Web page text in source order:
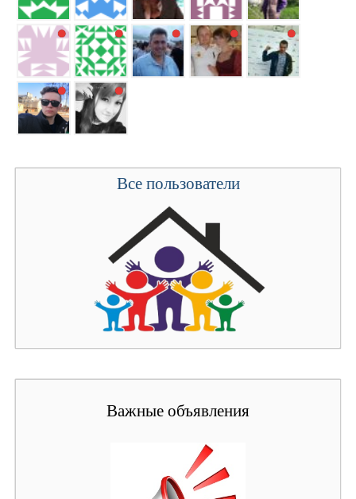
Все пользователи
Важные объявления